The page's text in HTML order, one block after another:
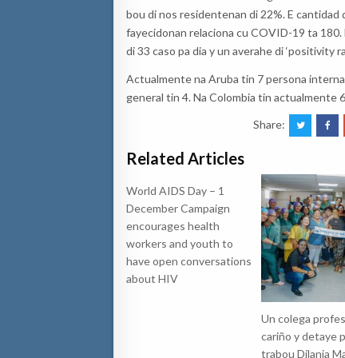
bou di nos residentenan di 22%. E
fayecidonan relaciona cu COVID-19 ta
di 33 caso pa dia y un averahe di ‘positivity
Actualmente na Aruba tin 7 persona
general tin 4. Na Colombia tin actualmente
Share:
Related Articles
World AIDS Day – 1
December Campaign
encourages health
workers and youth to
have open conversations
about HIV
Un colega
cariño y detaye
trabou Dilania